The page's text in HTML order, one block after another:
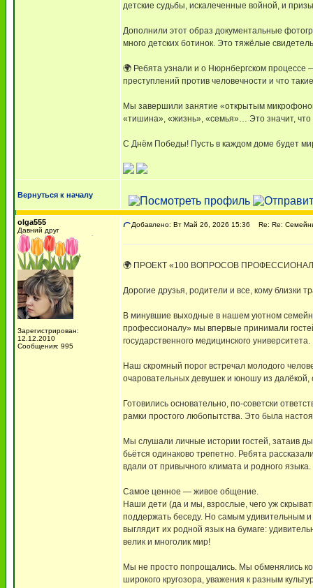
детские судьбы, искалеченные войной, и
Дополнили этот образ документальные
много детских ботинок. Это тяжёлые
🌍 Ребята узнали и о Нюрнбергском процессе
преступлений против человечности и что
Мы завершили занятие «открытым
«тишина», «жизнь», «семья»… Это значит,
С Днём Победы! Пусть в каждом доме будет
Вернуться к началу
olga555
Давний друг
Зарегистрирован:
12.12.2010
Сообщения: 995
Добавлено: Вт Май 26, 2026 15:36 Re: Re:
🌍 ПРОЕКТ «100 ВОПРОСОВ
Дорогие друзья, родители и все, кому близки
В минувшие выходные в нашем уютном
профессионалу» мы впервые принимали
государственного медицинского университета.
Наш скромный порог встречал молодого
очаровательных девушек и юношу из далёкой,
Готовились основательно, по-советски
рамки простого любопытства. Это была
Мы слушали личные истории гостей, затаив
бьётся одинаково трепетно. Ребята
вдали от привычного климата и родного языка.
Самое ценное — живое общение.
Наши дети (да и мы, взрослые, чего уж
поддержать беседу. Но самым удивительным
выглядит их родной язык на бумаге:
велик и многолик мир!
Мы не просто попрощались. Мы обменялись
широкого кругозора, уважения к разным